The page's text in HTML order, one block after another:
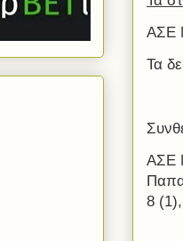
ΑΣΕ
Τα
ΑΣΕ
8